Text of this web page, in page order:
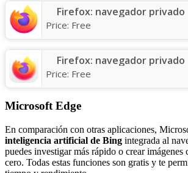
Firefox: navegador privado
Price: Free
Firefox: navegador privado
Price: Free
Microsoft Edge
En comparación con otras aplicaciones,
inteligencia artificial de Bing integrada al
puedes investigar más rápido o crear imágenes
cero. Todas estas funciones son gratis y te